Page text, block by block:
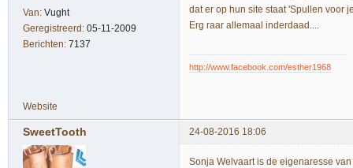
Van: Vught
Geregistreerd: 05-11-2009
Berichten: 7137
dat er op hun site staat 'Spullen voor
Erg raar allemaal inderdaad....
http://www.facebook.com/esther1968
Website
SweetTooth 24-08-2016 18:06
Sonja Welvaart is de eigenaresse